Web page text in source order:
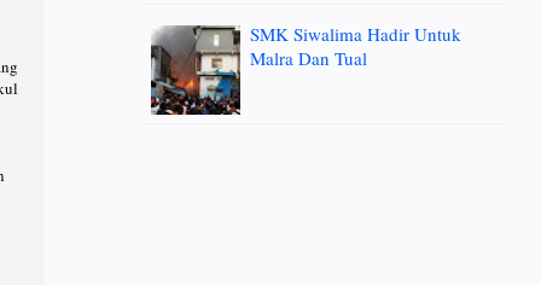
SMK Siwalima Hadir Untuk
Malra Dan Tual